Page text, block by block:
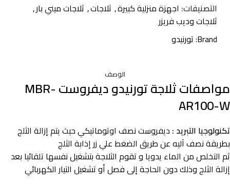
التصنيفات: اجهزة منزلية كبيرة, ثلاجات, ثلاجات ميني بار,
ثلاجات وديب فريزر
Brand: تورنيدو
الوصف
مواصفات ثلاجة تورنيدو ديفروست MBR-
AR100-W
تكنولوجيا التبريد : ديفروست نصف اوتوماتيكي حيث يتم إزالة الثلج
بطريقة نصف آليه عن طريق الضغط علي زر إذابة الثلج
ثم التخلص من الماء يدويا و تقوم الثلاجة بتشغيل نفسها تلقائيا بعد
إزالة الثلج وذلك دون الحاجة إلى فصل أو تشغيل التيار الكهربائي